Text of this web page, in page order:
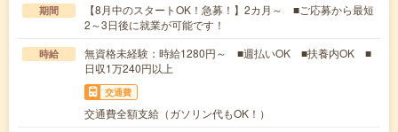
期間
【8月中のスタートOK！急募！】2カ月～ ■ご応募から最短
2～3日後に就業が可能です！
時給
無資格未経験：時給1280円～ ■週払いOK ■扶養内OK ■
日収1万240円以上
交通費
交通費全額支給（ガソリン代もOK！）